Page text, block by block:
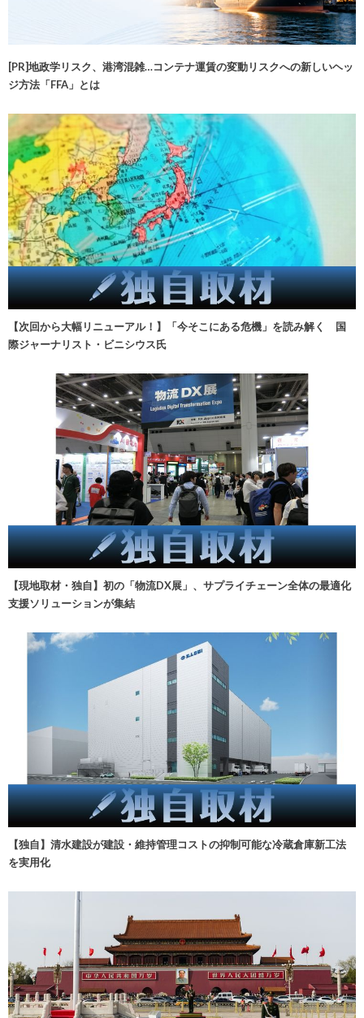
[PR]地政学リスク、港湾混雑…コンテナ運賃の変動リスクへの新しいヘッ
ジ方法「FFA」とは
【次回から大幅リニューアル！】「今そこにある危機」を読み解く 国
際ジャーナリスト・ビニシウス氏
【現地取材・独自】初の「物流DX展」、サプライチェーン全体の最適化
支援ソリューションが集結
【独自】清水建設が建設・維持管理コストの抑制可能な冷蔵倉庫新工法
を実用化